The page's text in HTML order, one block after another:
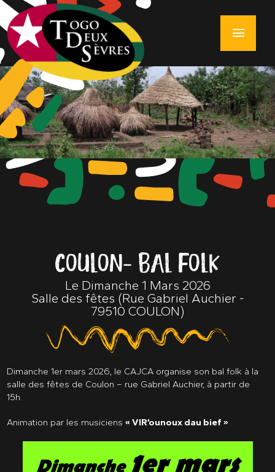
menu
COULON - BAL FOLK
Le Dimanche 1 Mars 2026
Salle des fêtes (Rue Gabriel Auchier -
79510 COULON)
Dimanche 1er mars 2026, le CAJCA organise son bal folk à la
salle des fêtes de Coulon – rue Gabriel Auchier, à partir de
15h.
Animation par les musiciens« VIR’ounoux dau bief »